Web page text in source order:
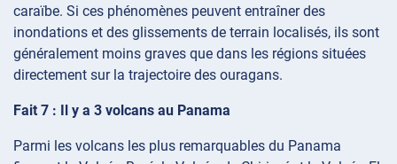
caraïbe. Si ces phénomènes peuvent entraîner des
inondations et des glissements de terrain localisés, ils sont
généralement moins graves que dans les régions situées
directement sur la trajectoire des ouragans.
Fait 7 : Il y a 3 volcans au Panama
Parmi les volcans les plus remarquables du Panama